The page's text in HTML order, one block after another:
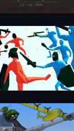
Simulator